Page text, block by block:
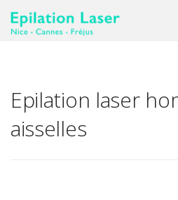
Epilation laser
aisselles